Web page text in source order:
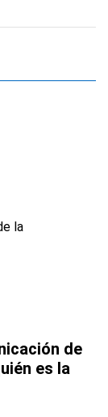
de
es la